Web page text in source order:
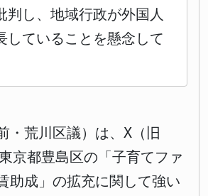
判し、地域行政が外国人
していることを懸念して
・荒川区議）は、X（旧
都豊島区の「子育てファ
助成」の拡充に関して強い